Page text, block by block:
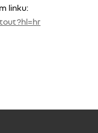
linku: